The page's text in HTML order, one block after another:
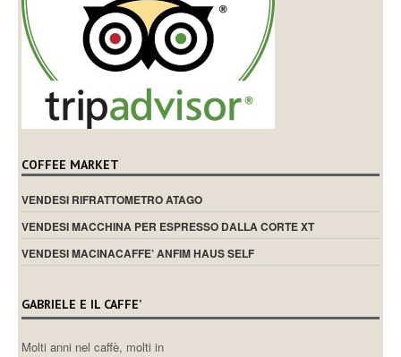
COFFEE MARKET
VENDESI RIFRATTOMETRO ATAGO
VENDESI MACCHINA PER ESPRESSO DALLA CORTE XT
VENDESI MACINACAFFE’ ANFIM HAUS SELF
GABRIELE E IL CAFFE’
Molti anni nel caffè, molti in